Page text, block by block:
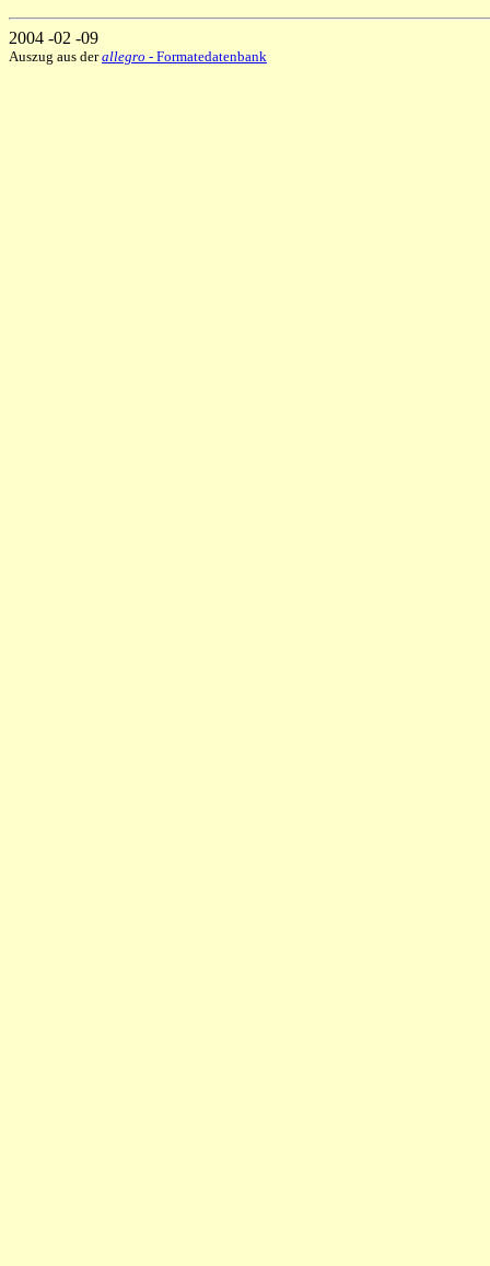
2004 -02 -09
Auszug aus derallegro - Formatedatenbank